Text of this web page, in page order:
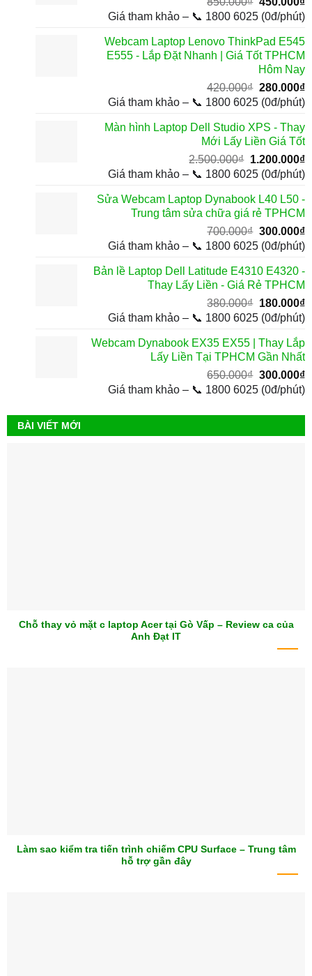
gốc
850.000₫.
Giá tham khảo – 📞 1800 6025 (0đ/phút)
Webcam Laptop Lenovo ThinkPad E545
E555 - Lắp Đặt Nhanh | Giá Tốt TPHCM
Hôm Nay
420.000₫ Giá
gốc
420.000₫.
280.000₫
Giá tham khảo – 📞 1800 6025 (0đ/phút)
Màn hình Laptop Dell Studio XPS - Thay
Mới Lấy Liền Giá Tốt
2.500.000₫ Giá
gốc
2.500.000₫.
1.200.000₫
Giá tham khảo – 📞 1800 6025 (0đ/phút)
Sửa Webcam Laptop Dynabook L40 L50 -
Trung tâm sửa chữa giá rẻ TPHCM
700.000₫ Giá
gốc
700.000₫.
300.000₫
Giá tham khảo – 📞 1800 6025 (0đ/phút)
Bản lề Laptop Dell Latitude E4310 E4320 -
Thay Lấy Liền - Giá Rẻ TPHCM
380.000₫ Giá
gốc
380.000₫.
180.000₫
Giá tham khảo – 📞 1800 6025 (0đ/phút)
Webcam Dynabook EX35 EX55 | Thay Lắp
Lấy Liền Tại TPHCM Gần Nhất
650.000₫ Giá
gốc
650.000₫.
300.000₫
Giá tham khảo – 📞 1800 6025 (0đ/phút)
BÀI VIẾT MỚI
Chỗ thay vỏ mặt c laptop Acer tại Gò Vấp – Review ca của
Anh Đạt IT
Làm sao kiểm tra tiến trình chiếm CPU Surface – Trung tâm
hỗ trợ gần đây